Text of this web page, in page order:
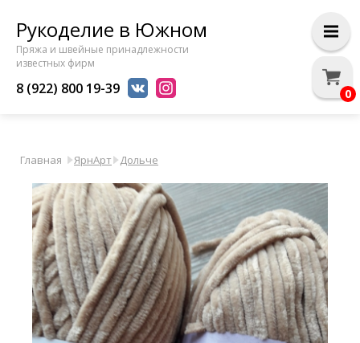
Рукоделие в Южном
Пряжа и швейные принадлежности
известных фирм
8 (922) 800 19-39
Главная ЯрнАрт Дольче
0